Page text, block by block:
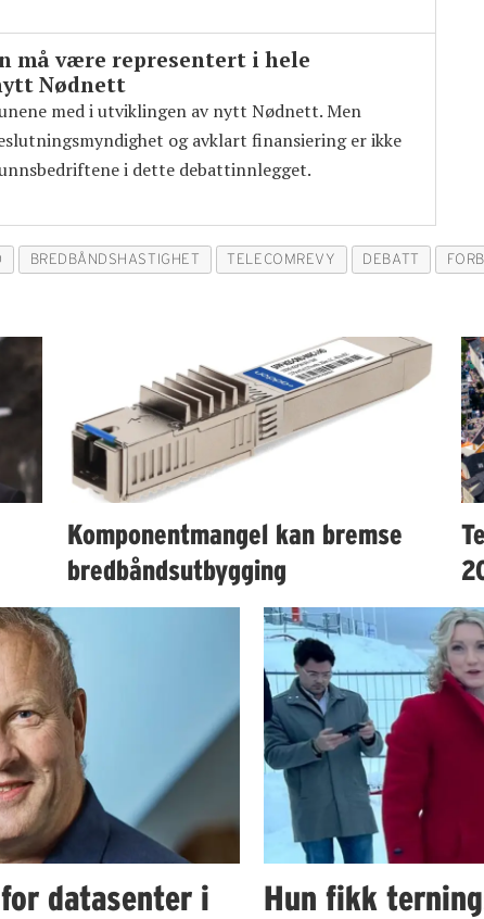
må være representert i hele
Nødnett
med i utviklingen av nytt Nødnett. Men
og avklart finansiering er ikke
i dette debattinnlegget.
BREDBÅNDSHASTIGHET TELECOMREVY DEBATT
Komponentmangel kan bremse
bredbåndsutbygging
datasenter i Hun fikk